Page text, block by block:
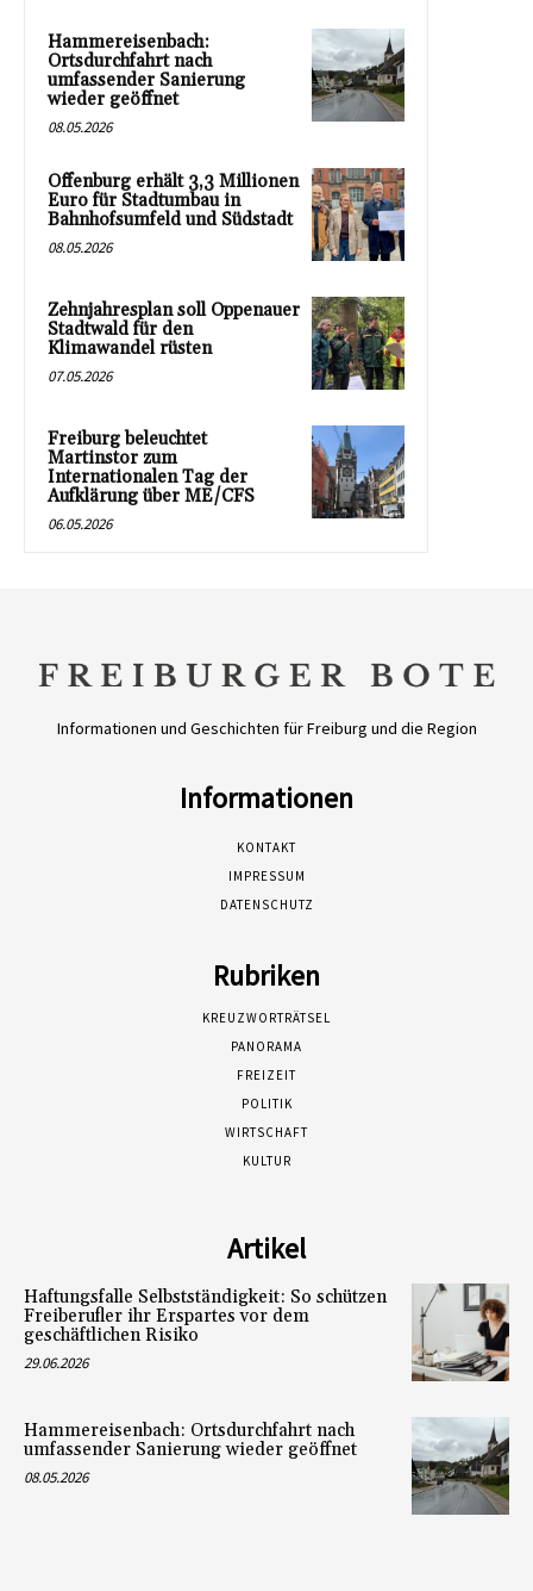
Hammereisenbach:
Ortsdurchfahrt nach
umfassender Sanierung
wieder geöffnet
08.05.2026
Offenburg erhält 3,3 Millionen
Euro für Stadtumbau in
Bahnhofsumfeld und Südstadt
08.05.2026
Zehnjahresplan soll Oppenauer
Stadtwald für den
Klimawandel rüsten
07.05.2026
Freiburg beleuchtet
Martinstor zum
Internationalen Tag der
Aufklärung über ME/CFS
06.05.2026
Informationen und Geschichten für Freiburg und die Region
Informationen
KONTAKT
IMPRESSUM
DATENSCHUTZ
Rubriken
KREUZWORTRÄTSEL
PANORAMA
FREIZEIT
POLITIK
WIRTSCHAFT
KULTUR
Artikel
Haftungsfalle Selbstständigkeit: So schützen
Freiberufler ihr Erspartes vor dem
geschäftlichen Risiko
29.06.2026
Hammereisenbach: Ortsdurchfahrt nach
umfassender Sanierung wieder geöffnet
08.05.2026